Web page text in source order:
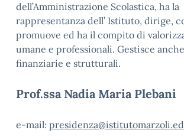
dell’Amministrazione Scolastica, ha la
rappresentanza dell’ Istituto, dirige,
promuove ed ha il compito di
umane e professionali. Gestisce
finanziarie e strutturali.
Prof.ssa Nadia Maria Plebani
e-mail: